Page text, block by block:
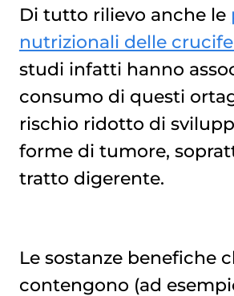
Di tutto rilievo anche le
nutrizionali delle
studi infatti hanno
consumo di questi
rischio ridotto di
forme di tumore,
tratto digerente.
Le sostanze benefiche
contengono (ad